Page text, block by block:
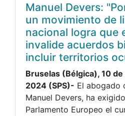
Manuel Devers:
un movimiento de
nacional logra que
invalide acuerdos
incluir territorios
Bruselas (Bélgica), 10
2024 (SPS)- El abogado
Manuel Devers, ha
Parlamento Europeo el